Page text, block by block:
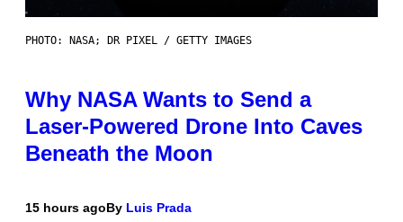
PHOTO: NASA; DR PIXEL / GETTY IMAGES
Why NASA Wants to Send a
Laser-Powered Drone Into Caves
Beneath the Moon
15 hours agoBy Luis Prada